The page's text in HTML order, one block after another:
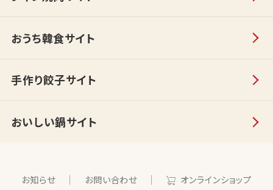
おうち韓食サイト
手作り餃子サイト
おいしい鍋サイト
お知らせ お問い合わせ オンラインショップ